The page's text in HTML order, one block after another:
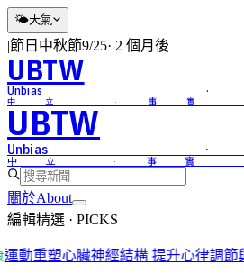
🌤天氣
|節日 中秋節9/25· 2 個月後
UBTW
Unbias ·
中立 · 事實
UBTW
Unbias ·
中立 · 事實
關於About
編輯精選 · PICKS
運動重塑心臟神經結構 提升心律調節